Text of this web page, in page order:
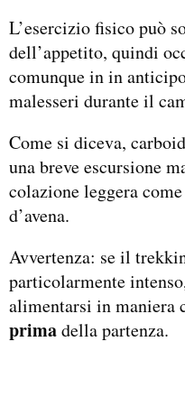
L’esercizio fisico può
dell’appetito, quindi
comunque in in
malesseri durante il
Come si diceva,
una breve escursione
colazione leggera
d’avena.
Avvertenza: se il
particolarmente
alimentarsi in maniera
primadella partenza.